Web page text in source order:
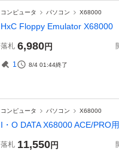
コンピュータ パソコン X68000
HxC Floppy Emulator
落札 6,980円
1 8/4 01:44終了
コンピュータ パソコン X68000
I・O DATA X68000 ACE/PRO
落札 11,550円